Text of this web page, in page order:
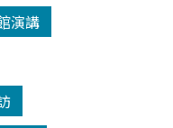
演講